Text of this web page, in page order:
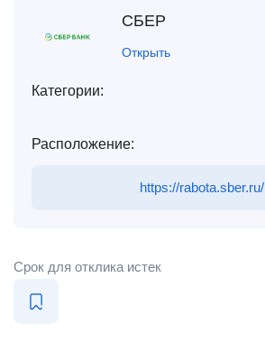
СБЕР
Открыть
Категории:
Расположение:
https://rabota.sber.ru/
Срок для отклика истек